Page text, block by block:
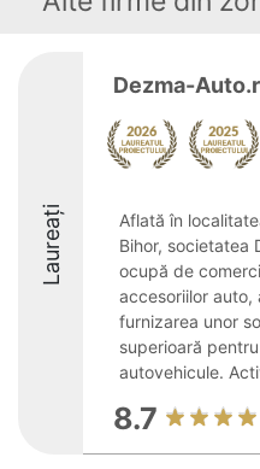
Laureați
Dezma-
Aflată în
Bihor, societatea
ocupă de
accesoriilor auto,
furnizarea unor
superioară
autovehicule.
8.7